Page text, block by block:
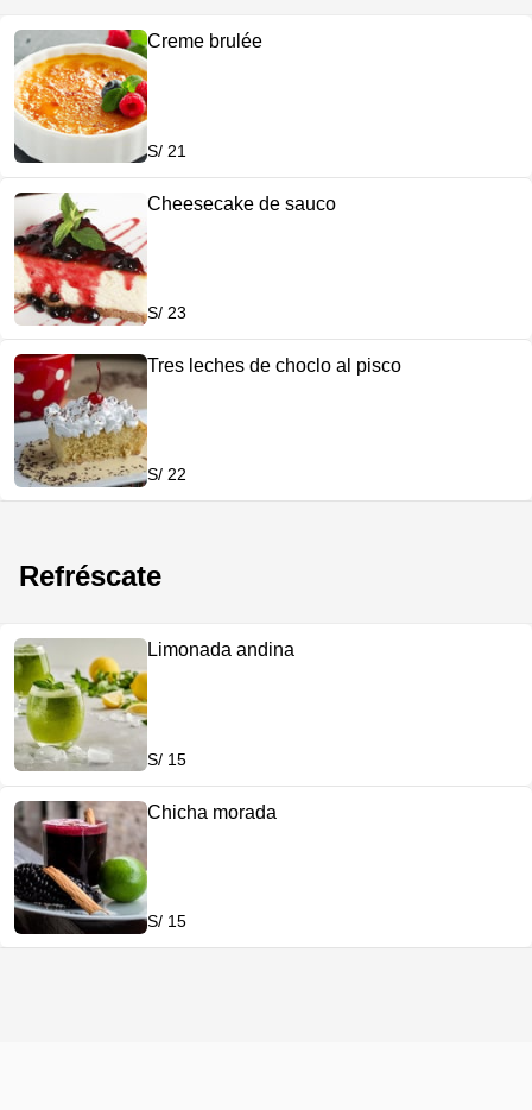
Creme brulée
S/ 21
Cheesecake de sauco
S/ 23
Tres leches de choclo al pisco
S/ 22
Refréscate
Limonada andina
S/ 15
Chicha morada
S/ 15